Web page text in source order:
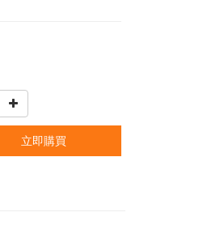
立即購買